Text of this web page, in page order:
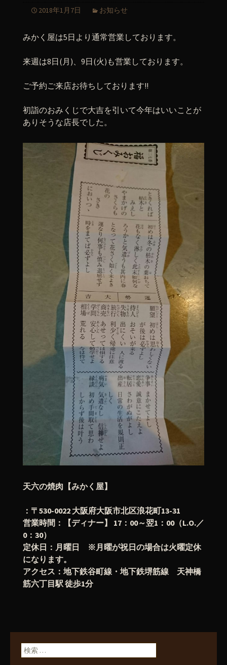
2018年1月7日 お知らせ
みかく屋は5日より通常営業しております。
来週は8日(月)、9日(火)も営業しております。
ご予約ご来店お待ちしております!!
初詣のおみくじで大吉を引いて今年はいいことが
ありそうな店長でした。
天六の焼肉【みかく屋】
：〒530-0022 大阪府大阪市北区浪花町13-31
営業時間：【ディナー】 17：00～翌1：00（L.O.／
0：30）
定休日：月曜日 ※月曜が祝日の場合は火曜定休
になります。
アクセス：地下鉄谷町線・地下鉄堺筋線 天神橋
筋六丁目駅 徒歩1分
検索: